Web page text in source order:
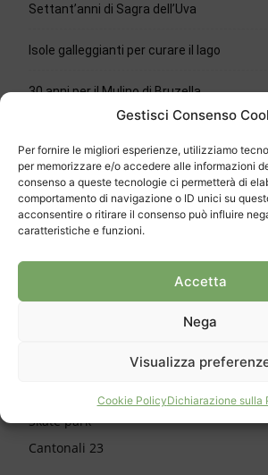
Gestisci Consenso
Per fornire le migliori esperienze, utilizziamo
per memorizzare e/o accedere alle informazioni
consenso a queste tecnologie ci permetterà di
comportamento di navigazione o ID unici su
acconsentire o ritirare il consenso può influire
caratteristiche e funzioni.
Accetta
Nega
Visualizza
Cookie PolicyDichiarazione sulla
Settant’anni di Sagra dell’Uva
Isole galleggianti per curare il lago
30 anni per il Mulino di Bruzella
Chiasso, la polizia ha una nuova guida
Approfondimento
Skate park
Cantonali 23